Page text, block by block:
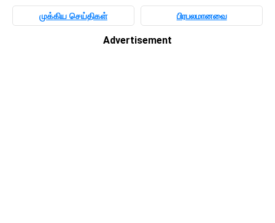
முக்கிய செய்திகள் பிரபலமானவை
Advertisement